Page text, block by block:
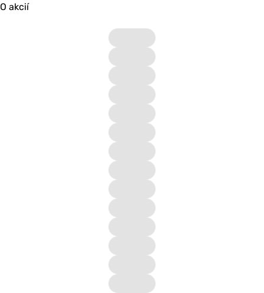
O akcií